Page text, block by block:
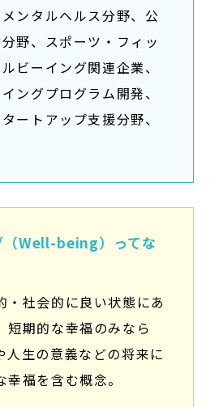
ンタルヘルス分野、公
野、スポーツ・フィッ
ビーイング関連企業、
ングプログラム開発、
ートアップ支援分野、
（Well-being）ってな
・社会的に良い状態にあ
短期的な幸福のみなら
人生の意義などの将来に
福を含む概念。